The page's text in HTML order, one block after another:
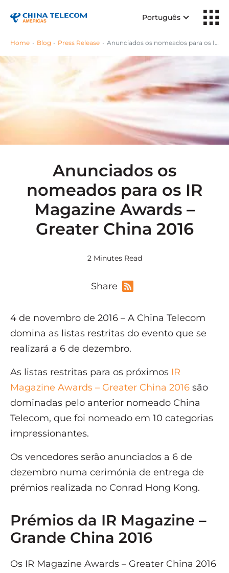
Português
Home Blog Press Release Anunciados os nomeados para os IR Magazine Awards – Greater China 2016
Anunciados os
nomeados para os IR
Magazine Awards –
Greater China 2016
2 Minutes Read
Share
4 de novembro de 2016 – A China Telecom
domina as listas restritas do evento que se
realizará a 6 de dezembro.
As listas restritas para os próximos IR
Magazine Awards – Greater China 2016 são
dominadas pelo anterior nomeado China
Telecom, que foi nomeado em 10 categorias
impressionantes.
Os vencedores serão anunciados a 6 de
dezembro numa cerimónia de entrega de
prémios realizada no Conrad Hong Kong.
Prémios da IR Magazine –
Grande China 2016
Os IR Magazine Awards – Greater China 2016